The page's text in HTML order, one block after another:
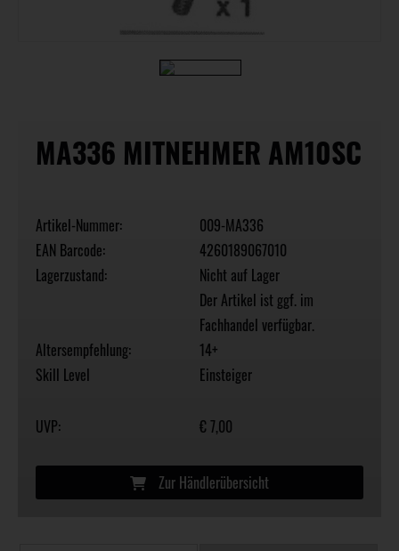
MA336 MITNEHMER AM10SC
Artikel-Nummer:
009-MA336
EAN Barcode:
4260189067010
Lagerzustand:
Nicht auf Lager
Der Artikel ist ggf. im
Fachhandel verfügbar.
Altersempfehlung:
14+
Skill Level
Einsteiger
UVP: € 7,00
Zur Händlerübersicht